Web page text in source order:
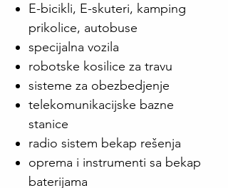
E-bicikli, E-skuteri, kamping
prikolice, autobuse
specijalna vozila
robotske kosilice za travu
sisteme za obezbedjenje
telekomunikacijske bazne
stanice
radio sistem bekap rešenja
oprema i instrumenti sa bekap
baterijama